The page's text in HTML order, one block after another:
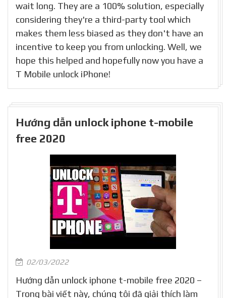
wait long. They are a 100% solution, especially
considering they're a third-party tool which
makes them less biased as they don't have an
incentive to keep you from unlocking. Well, we
hope this helped and hopefully now you have a
T Mobile unlock iPhone!
Hướng dẫn unlock iphone t-mobile
free 2020
02/03/2022
Hướng dẫn unlock iphone t-mobile free 2020 –
Trong bài viết này, chúng tôi đã giải thích làm